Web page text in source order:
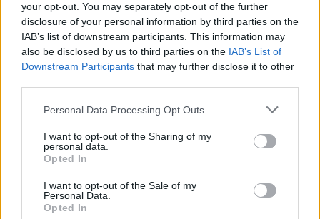
your opt-out. You may separately opt-out of the further
disclosure of your personal information by third parties on the
IAB’s list of downstream participants. This information may
also be disclosed by us to third parties on the IAB’s List of
Downstream Participants that may further disclose it to other
Please note that this website/app uses one or more Google
not limited to your visit or usage behaviour. You may click to
grant or deny consent to Google and its third-party tags to
use your data for below specified purposes in below Google
consent section.
Personal Data Processing Opt Outs
I want to opt-out of the Sharing of my
personal data.
Opted In
I want to opt-out of the Sale of my
Personal Data.
Opted In
Ακολουθήστε τοjenny.grστοgoogle
newsκαι μάθετε τα πάντα γύρω από
τα καλύτερα προϊόντα ομορφιάς, την
τέλεια εφαρμογή τους και τα πιο hot
beauty news.
ΔΙΑΒΑΖΟΝΤΑΙ ΤΩΡΑ